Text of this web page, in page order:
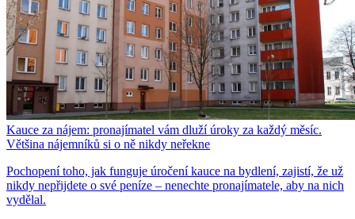
Kauce za nájem: pronajímatel vám dluží úroky za každý měsíc.
Většina nájemníků si o ně nikdy neřekne
Pochopení toho, jak funguje úročení kauce na bydlení, zajistí, že už
nikdy nepřijdete o své peníze – nenechte pronajímatele, aby na nich
vydělal.